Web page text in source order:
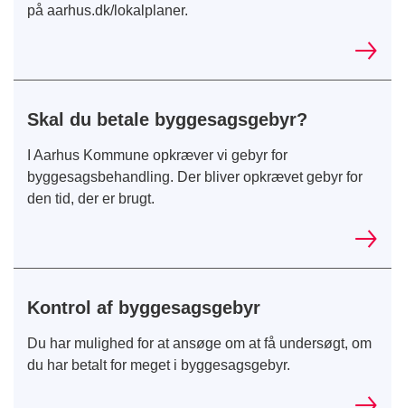
på aarhus.dk/lokalplaner.
Skal du betale byggesagsgebyr?
I Aarhus Kommune opkræver vi gebyr for
byggesagsbehandling. Der bliver opkrævet gebyr for
den tid, der er brugt.
Kontrol af byggesagsgebyr
Du har mulighed for at ansøge om at få undersøgt, om
du har betalt for meget i byggesagsgebyr.